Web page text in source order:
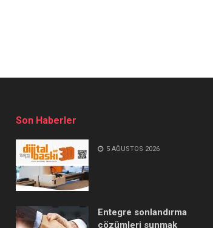
Son Haberler
5 AĞUSTOS 2026
Entegre sonlandırma
çözümleri sunmak